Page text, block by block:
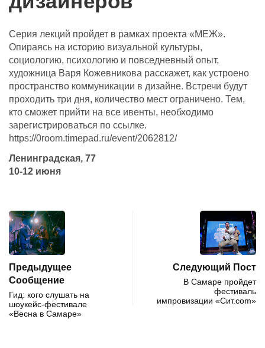
Серия лекций пройдет в рамках проекта «МЕЖ».
Опираясь на историю визуальной культуры,
социологию, психологию и повседневный опыт,
художница Варя Кожевникова расскажет, как устроено
пространство коммуникации в дизайне. Встречи будут
проходить три дня, количество мест ограничено. Тем,
кто сможет прийти на все ивенты, необходимо
зарегистрироваться по ссылке.
https://0room.timepad.ru/event/2062812/
Ленинградская, 77
10-12 июня
Предыдущее
Сообщение
Гид: кого слушать на
шоукейс-фестивале
«Весна в Самаре»
Следующий Пост
В Самаре пройдет
фестиваль
импровизации «Сит.com»